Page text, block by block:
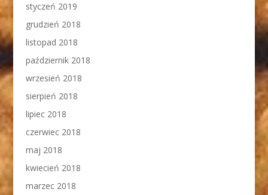
styczeń 2019
grudzień 2018
listopad 2018
październik 2018
wrzesień 2018
sierpień 2018
lipiec 2018
czerwiec 2018
maj 2018
kwiecień 2018
marzec 2018